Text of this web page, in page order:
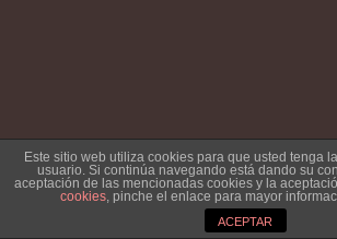
Este sitio web utiliza cookies para que usted tenga
usuario. Si continúa navegando está dando su
aceptación de las mencionadas cookies y la
cookies, pinche el enlace para mayor
ACEPTAR